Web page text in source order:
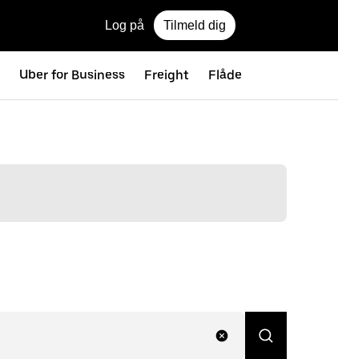
Log på Tilmeld dig
Uber for Business Freight Flåde